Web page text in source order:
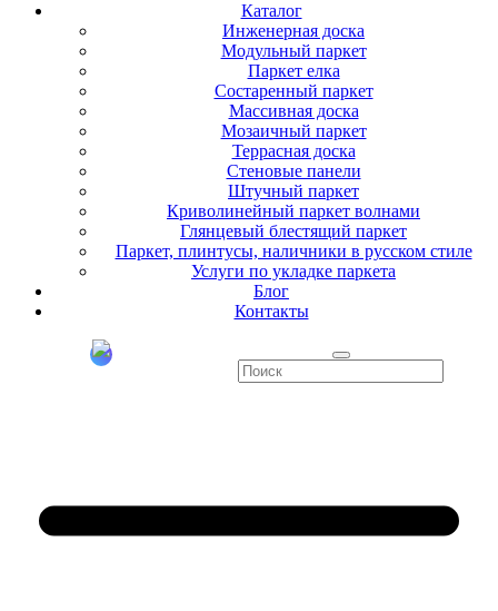
Каталог
Инженерная доска
Модульный паркет
Паркет елка
Состаренный паркет
Массивная доска
Мозаичный паркет
Террасная доска
Стеновые панели
Штучный паркет
Криволинейный паркет волнами
Глянцевый блестящий паркет
Паркет, плинтусы, наличники в русском стиле
Услуги по укладке паркета
Блог
Контакты